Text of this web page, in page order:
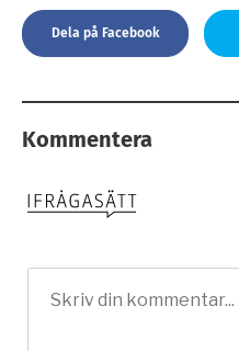
Dela på Facebook
Kommentera